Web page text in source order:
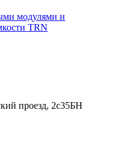
модулями и
TRN
проезд, 2с35БН